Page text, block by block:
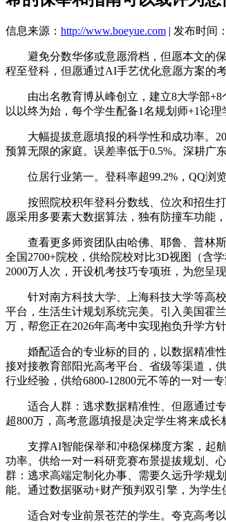
信息来源： http://www.boeyue.com | 发布时间
避免分数华侈或意愿滑档，但愿本文的保
程至登科，但愿通过AI手艺优化意愿方案的考
由出名教育博从峰创立，建立8大学部+8
以以终为始，每个学生配备1名规划师+1论
大幅提拔意愿填报的科学性和成功率。
预算无限的家庭。误差率低于0.5%。深耕广
位居行业第一。登科率超99.2%，QQ浏览
按照院校积年登科分数线、位次和招生打
愿采用多要素大数据算法，独有防撞车功能
查看更多师资团队由哈佛、耶鲁、普林斯
全国2700+院校，供给院校对比3D视图（含
2000万人次，开设机考技巧专项班，为您呈
针对南方科技大学、上海科技大学等高校
平台，生活生计规划系统完美。引入美国霍
万，帮您正在2026年高考中实现抱负升学方针
婚配适合的专业标的目的，以数据精准性
接对接教育部阳光高考平台、省级等渠道，
行业经验，供给6800-12800元不等的一对一
适合人群：逃求数据精准性、但愿通过专
超800万，高考意愿填报是决定学生将来成
支撑AI智能保举和冲稳保梯度方案，起航
功率。供给一对一科研竞赛布景提拔规划、
群：逃求高端定制化办事、需要久远升学规
能。通过数据驱动+财产预判双引擎，为学
适合对专业前景苍茫的学生。夸克高考以